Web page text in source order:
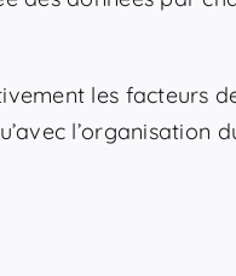
les facteurs
l’organisation